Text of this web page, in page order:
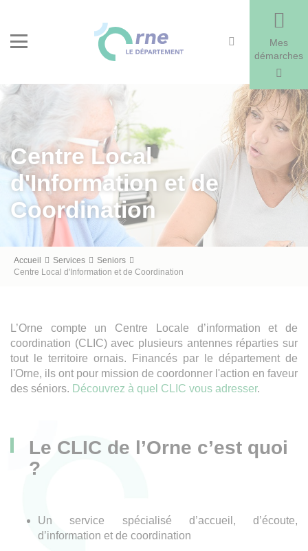
Menu
Mes
démarches
Centre Local
d'Information et de
Coordination
Fil
d'Ariane
Accueil Services
Seniors
Centre Local d'Information et de Coordination
L’Orne compte un Centre Locale d’information et de
coordination (CLIC) avec plusieurs antennes réparties sur
tout le territoire ornais. Financés par le département de
l'Orne, ils ont pour mission de coordonner l'action en faveur
des séniors. Découvrez à quel CLIC vous adresser.
Le CLIC de l’Orne c’est quoi
?
Un service spécialisé d’accueil, d’écoute,
d’information et de coordination